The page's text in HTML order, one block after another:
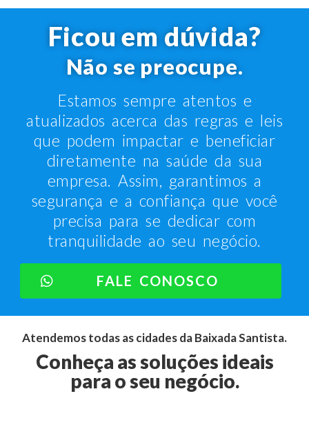
Ficou em dúvida?
Não se preocupe.
Estamos sempre atentos e
atualizados acerca das regras e leis
que podem impactar e beneficiar
diretamente na saúde da sua
empresa. Assim, garantimos a
segurança e a confiança que você
precisa para se dedicar com
tranquilidade ao seu negócio.
FALE CONOSCO
Atendemos todas as cidades da Baixada Santista.
Conheça as soluções ideais
para o seu negócio.